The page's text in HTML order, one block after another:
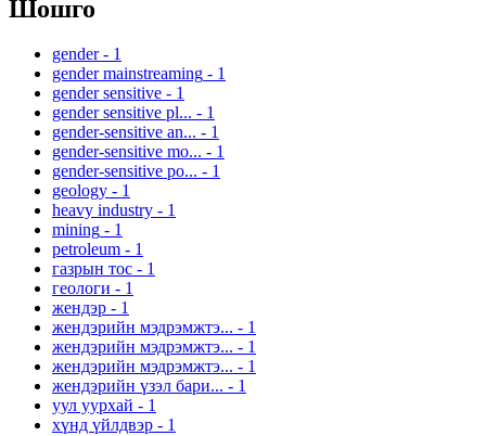
Шошго
gender - 1
gender mainstreaming - 1
gender sensitive - 1
gender sensitive pl... - 1
gender-sensitive an... - 1
gender-sensitive mo... - 1
gender-sensitive po... - 1
geology - 1
heavy industry - 1
mining - 1
petroleum - 1
газрын тос - 1
геологи - 1
жендэр - 1
жендэрийн мэдрэмжтэ... - 1
жендэрийн мэдрэмжтэ... - 1
жендэрийн мэдрэмжтэ... - 1
жендэрийн үзэл бари... - 1
уул уурхай - 1
хүнд үйлдвэр - 1